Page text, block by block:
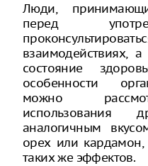
Люди,
перед
взаимодействиях,
состояние
особенности
можно
использования
аналогичным
орех или
таких же эффектов.